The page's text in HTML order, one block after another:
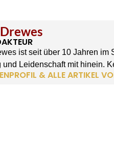
ist seit über 10 Jahren
und Leidenschaft mit hinein.
& ALLE ARTIKEL